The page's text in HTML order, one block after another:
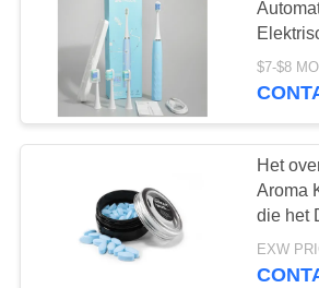
FABRIEKSREIS
CONTACTEER
VERZOEK
Tandpasta's
De
het fruitaroma
reeks
$7-$8
Het
Aroma
die het
witten